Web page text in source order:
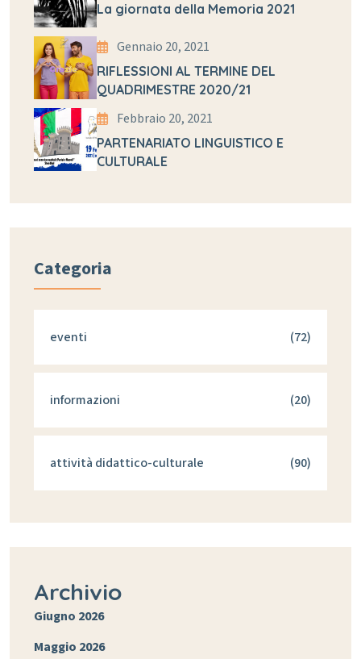
La giornata della Memoria 2021
Gennaio 20, 2021
RIFLESSIONI AL TERMINE DEL
QUADRIMESTRE 2020/21
Febbraio 20, 2021
PARTENARIATO LINGUISTICO E
CULTURALE
Categoria
eventi (72)
informazioni (20)
attività didattico-culturale (90)
Archivio
Giugno 2026
Maggio 2026